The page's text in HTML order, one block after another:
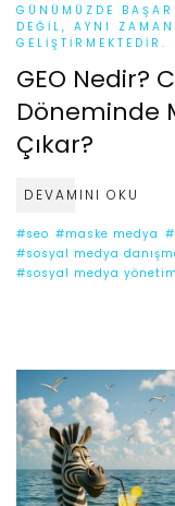
GÜNÜMÜZDE
DEĞIL, AYNI
GELIŞTIRMEKTEDIR.
GEO Nedir?
Döneminde
Çıkar?
DEVAMINI OKU
#seo #maske medya
#sosyal medya
#sosyal medya